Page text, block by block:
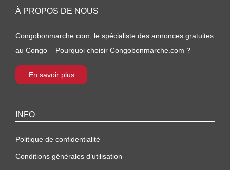
À PROPOS DE NOUS
Congobonmarche.com, le spécialiste des annonces gratuites
au Congo – Pourquoi choisir Congobonmarche.com ?
En savoir plus
INFO
Politique de confidentialité
Conditions générales d’utilisation